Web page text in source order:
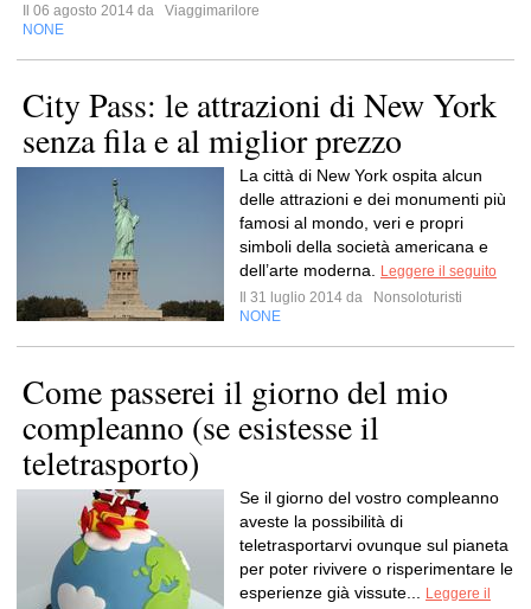
Il 06 agosto 2014 da
Viaggimarilore
NONE
City Pass: le attrazioni di New York
senza fila e al miglior prezzo
La città di New York ospita alcun
delle attrazioni e dei monumenti più
famosi al mondo, veri e propri
simboli della società americana e
dell’arte moderna.
Leggere il seguito
Il 31 luglio 2014 da
Nonsoloturisti
NONE
Come passerei il giorno del mio
compleanno (se esistesse il
teletrasporto)
Se il giorno del vostro compleanno
aveste la possibilità di
teletrasportarvi ovunque sul pianeta
per poter rivivere o risperimentare le
esperienze già vissute...
Leggere il